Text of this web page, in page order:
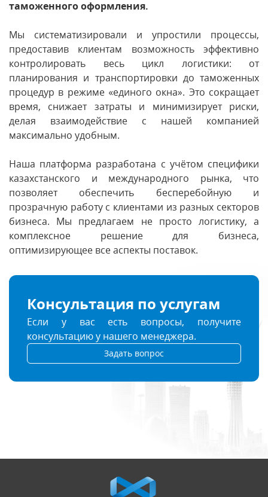
таможенного оформления.
Мы систематизировали и упростили процессы,
предоставив клиентам возможность эффективно
контролировать весь цикл логистики: от
планирования и транспортировки до таможенных
процедур в режиме «единого окна». Это сокращает
время, снижает затраты и минимизирует риски,
делая взаимодействие с нашей компанией
максимально удобным.
Наша платформа разработана с учётом специфики
казахстанского и международного рынка, что
позволяет обеспечить бесперебойную и
прозрачную работу с клиентами из разных секторов
бизнеса. Мы предлагаем не просто логистику, а
комплексное решение для бизнеса,
оптимизирующее все аспекты поставок.
Консультация по услугам
Если у вас есть вопросы, получите
консультацию у нашего менеджера.
Задать вопрос